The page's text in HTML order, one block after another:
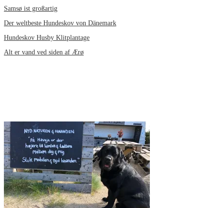
Samsø ist großartig
Der weltbeste Hundeskov von Dänemark
Hundeskov Husby Klitplantage
Alt er vand ved siden af Ærø